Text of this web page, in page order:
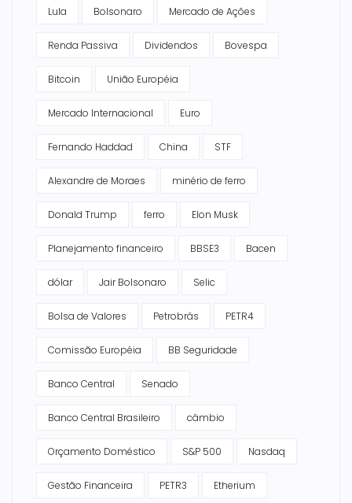
Lula Bolsonaro Mercado de Ações
Renda Passiva Dividendos Bovespa
Bitcoin União Européia
Mercado Internacional Euro
Fernando Haddad China STF
Alexandre de Moraes minério de ferro
Donald Trump ferro Elon Musk
Planejamento financeiro BBSE3 Bacen
dólar Jair Bolsonaro Selic
Bolsa de Valores Petrobrás PETR4
Comissão Européia BB Seguridade
Banco Central Senado
Banco Central Brasileiro câmbio
Orçamento Doméstico S&P 500 Nasdaq
Gestão Financeira PETR3 Etherium